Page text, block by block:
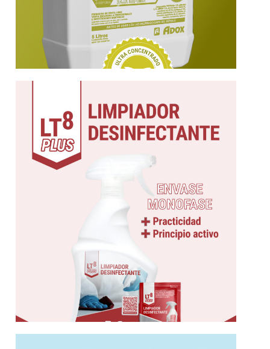
LT8 Plus | Limpiador
Desinfectante
Limpiador desinfectante de superficies y
equipos. NUEVA FORMULA. Envase
monodosis de UNA SOLA FASE. Más práctico
y con más principio